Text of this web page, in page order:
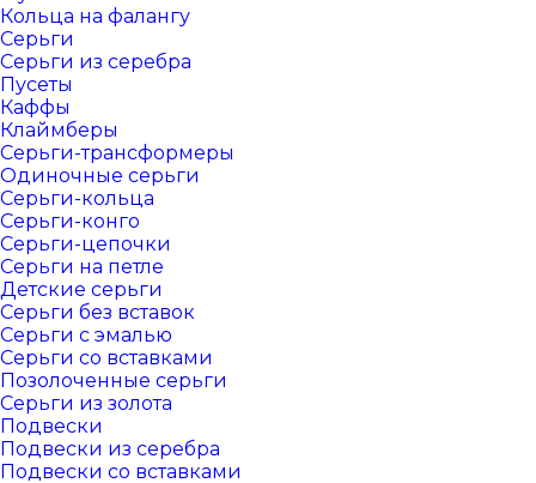
Кольца на фалангу
Серьги
Серьги из серебра
Пусеты
Каффы
Клаймберы
Серьги-трансформеры
Одиночные серьги
Серьги-кольца
Серьги-конго
Серьги-цепочки
Серьги на петле
Детские серьги
Серьги без вставок
Серьги с эмалью
Серьги со вставками
Позолоченные серьги
Серьги из золота
Подвески
Подвески из серебра
Подвески со вставками